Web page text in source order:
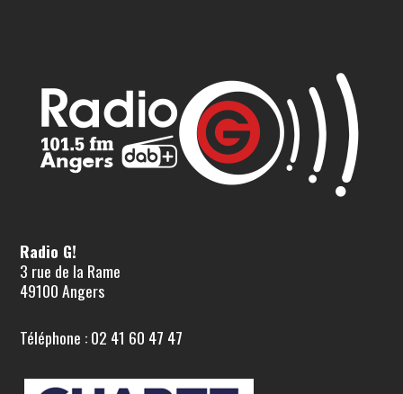
Radio G!
3 rue de la Rame
49100 Angers
Téléphone : 02 41 60 47 47